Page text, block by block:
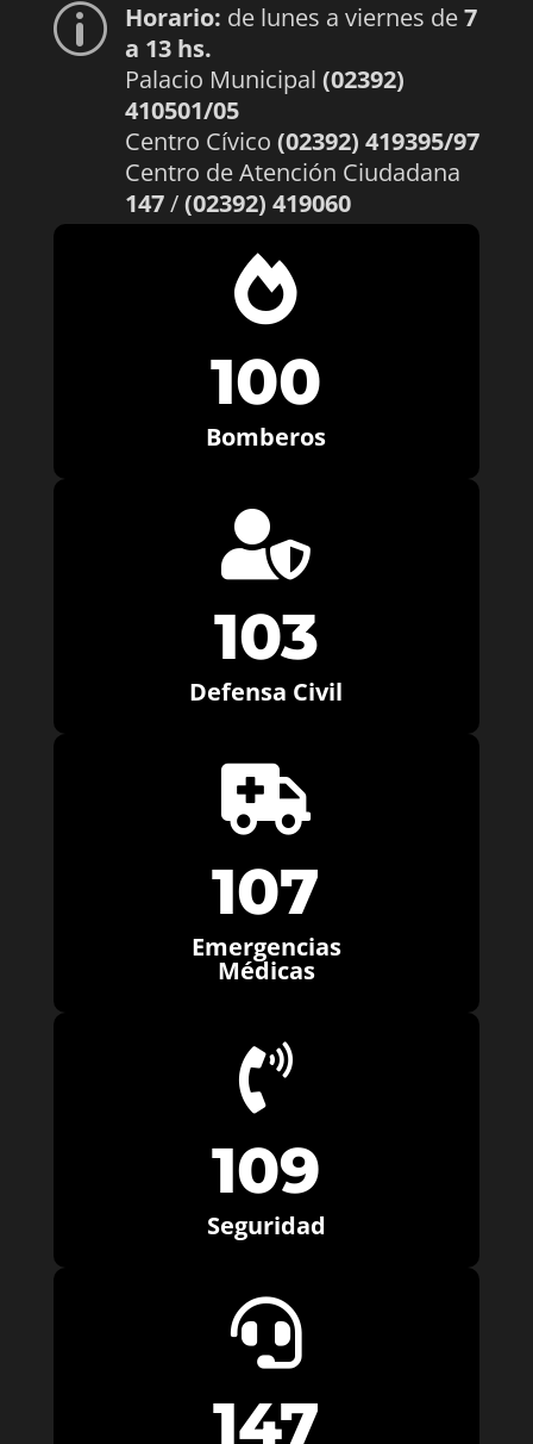
p Horario: de lunes a viernes de7
a 13 hs.
Palacio Municipal (02392)
410501/05
Centro Cívico (02392) 419395/97
Centro de Atención Ciudadana
147/(02392) 419060

100
Bomberos

103
Defensa Civil

107
Emergencias
Médicas

109
Seguridad

147